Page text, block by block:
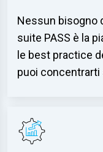
Nessun bisogno
suite PASS è la
le best practice
puoi